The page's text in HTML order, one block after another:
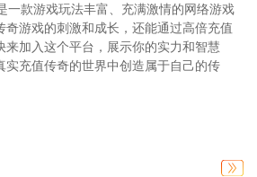
一款游戏玩法丰富、充满激情的网络游戏
奇游戏的刺激和成长，还能通过高倍充值
来加入这个平台，展示你的实力和智慧
实充值传奇的世界中创造属于自己的传